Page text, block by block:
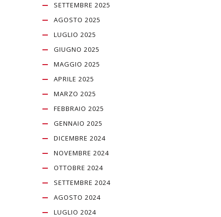
SETTEMBRE 2025
AGOSTO 2025
LUGLIO 2025
GIUGNO 2025
MAGGIO 2025
APRILE 2025
MARZO 2025
FEBBRAIO 2025
GENNAIO 2025
DICEMBRE 2024
NOVEMBRE 2024
OTTOBRE 2024
SETTEMBRE 2024
AGOSTO 2024
LUGLIO 2024